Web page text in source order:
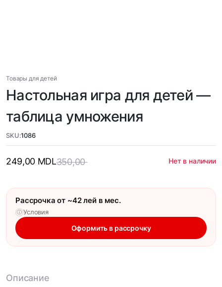
Товары для детей
Настольная игра для детей —
таблица умножения
SKU:1086
350,00
249,00 MDL Нет в наличии
Рассрочка от ~42 лей в мес.
ⓘ Условия
Оформить в рассрочку
Описание